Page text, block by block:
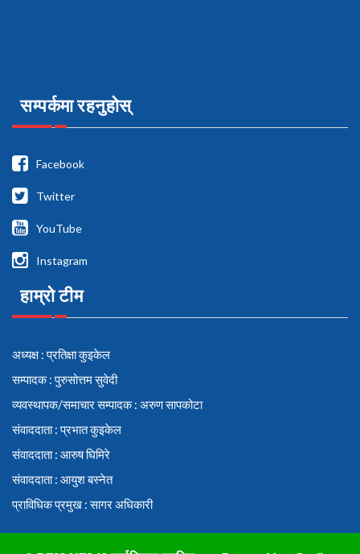
सम्पर्कमा रहनुहोस्
Facebook
Twitter
YouTube
Instagram
हाम्रो टीम
अध्यक्ष : प्रतिक्षा कुइकेल
सम्पादक : पुरुसोत्तम सुवेदी
व्यवस्थापक/समाचार सम्पादक : अरुण सापकोटा
संवाददाता : प्रभात कुइकेल
संवाददाता : आरुष घिमिरे
संवाददाता : आयुश बस्नेत
प्राविधिक प्रमुख : सागर अधिकारी